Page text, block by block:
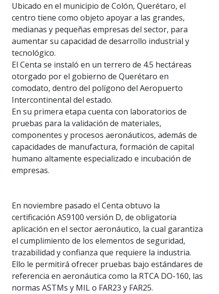
Ubicado en el municipio de Colón, Querétaro, el
centro tiene como objeto apoyar a las grandes,
medianas y pequeñas empresas del sector, para
aumentar su capacidad de desarrollo industrial y
tecnológico.
El Centa se instaló en un terrero de 4.5 hectáreas
otorgado por el gobierno de Querétaro en
comodato, dentro del polígono del Aeropuerto
Intercontinental del estado.
En su primera etapa cuenta con laboratorios de
pruebas para la validación de materiales,
componentes y procesos aeronáuticos, además de
capacidades de manufactura, formación de capital
humano altamente especializado e incubación de
empresas.
En noviembre pasado el Centa obtuvo la
certificación AS9100 versión D, de obligatoria
aplicación en el sector aeronáutico, la cual garantiza
el cumplimiento de los elementos de seguridad,
trazabilidad y confianza que requiere la industria.
Ello le permitirá ofrecer pruebas bajo estándares de
referencia en aeronáutica como la RTCA DO-160, las
normas ASTMs y MIL o FAR23 y FAR25.